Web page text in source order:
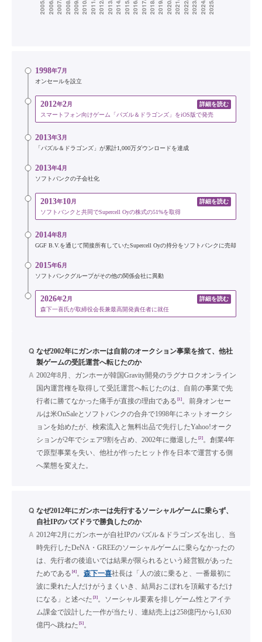
1998年7月
オンセールを設立
2012年2月
詳細を読む
スマートフォン向けゲーム「パズル＆ドラゴンズ」をiOS版で発売
2013年3月
「パズル＆ドラゴンズ」が累計1,000万ダウンロードを達成
2013年4月
ソフトバンクの子会社化
2013年10月
詳細を読む
ソフトバンクと共同でSupercell Oyの株式の51%を取得
2014年8月
GGF B.V.を通じて間接所有していたSupercell Oyの持分をソフトバンクに売却
2015年6月
ソフトバンクグループがその他の関係会社に異動
2026年2月
詳細を読む
森下一喜氏が取締役会長兼最高開発責任者に就任
Q なぜ2002年にガンホーは自前のオークション事業を捨て、他社
製ゲームの受託運営へ転じたのか
A 2002年8月、ガンホーが韓国Gravity開発のラグナロクオンライン
国内運営権を取得して受託運営へ転じたのは、自前の事業で先
行者に勝てなかった痛手が直接の理由である [1]。前身オンセー
ルは米OnSaleとソフトバンクの合弁で1998年にネットオークシ
ョンを始めたが、検索流入と無料出品で先行したYahoo!オーク
ションが2年でシェア9割を占め、2002年に撤退した [2]。創業4年
で原型事業を失い、他社が作ったヒット作を日本で運営する側
へ業態を変えた。
Q なぜ2012年にガンホーは先行するソーシャルゲームに乗らず、
自社IPのパズドラで勝負したのか
A 2012年2月にガンホーが自社IPのパズル＆ドラゴンズを出し、当
時先行したDeNA・GREEのソーシャルゲームに乗らなかったの
は、先行者の後追いでは結果が限られるという経営観があった
ためである [4]。 森下一喜社長は「人の波に乗ると、一番最初に
波に乗れた人だけがうまくいき、結局おこぼれを頂戴するだけ
になる」と述べた [3]。ソーシャル要素を排しゲーム性とアイテ
ム課金で設計した一作が当たり、連結売上は258億円から1,630
億円へ跳ねた [5]。